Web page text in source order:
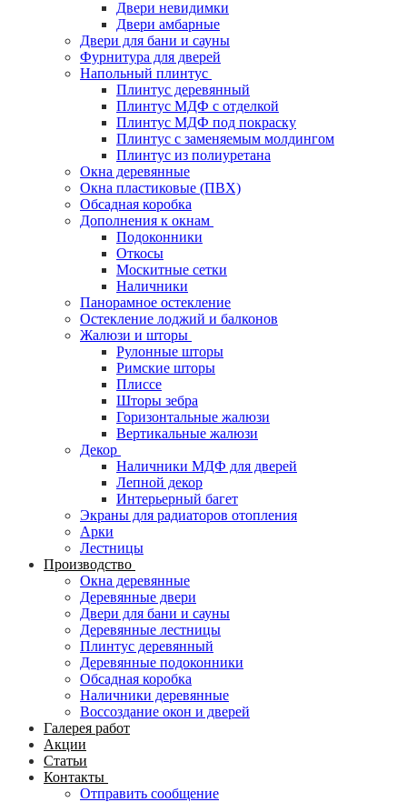
Двери невидимки
Двери амбарные
Двери для бани и сауны
Фурнитура для дверей
Напольный плинтус
Плинтус деревянный
Плинтус МДФ с отделкой
Плинтус МДФ под покраску
Плинтус с заменяемым молдингом
Плинтус из полиуретана
Окна деревянные
Окна пластиковые (ПВХ)
Обсадная коробка
Дополнения к окнам
Подоконники
Откосы
Москитные сетки
Наличники
Панорамное остекление
Остекление лоджий и балконов
Жалюзи и шторы
Рулонные шторы
Римские шторы
Плиссе
Шторы зебра
Горизонтальные жалюзи
Вертикальные жалюзи
Декор
Наличники МДФ для дверей
Лепной декор
Интерьерный багет
Экраны для радиаторов отопления
Арки
Лестницы
Производство
Окна деревянные
Деревянные двери
Двери для бани и сауны
Деревянные лестницы
Плинтус деревянный
Деревянные подоконники
Обсадная коробка
Наличники деревянные
Воссоздание окон и дверей
Галерея работ
Акции
Статьи
Контакты
Отправить сообщение